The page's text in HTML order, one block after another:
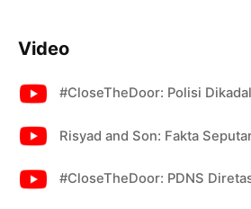
Video
#CloseTheDoor: Polisi
Risyad and Son: Fakta
#CloseTheDoor: PDNS